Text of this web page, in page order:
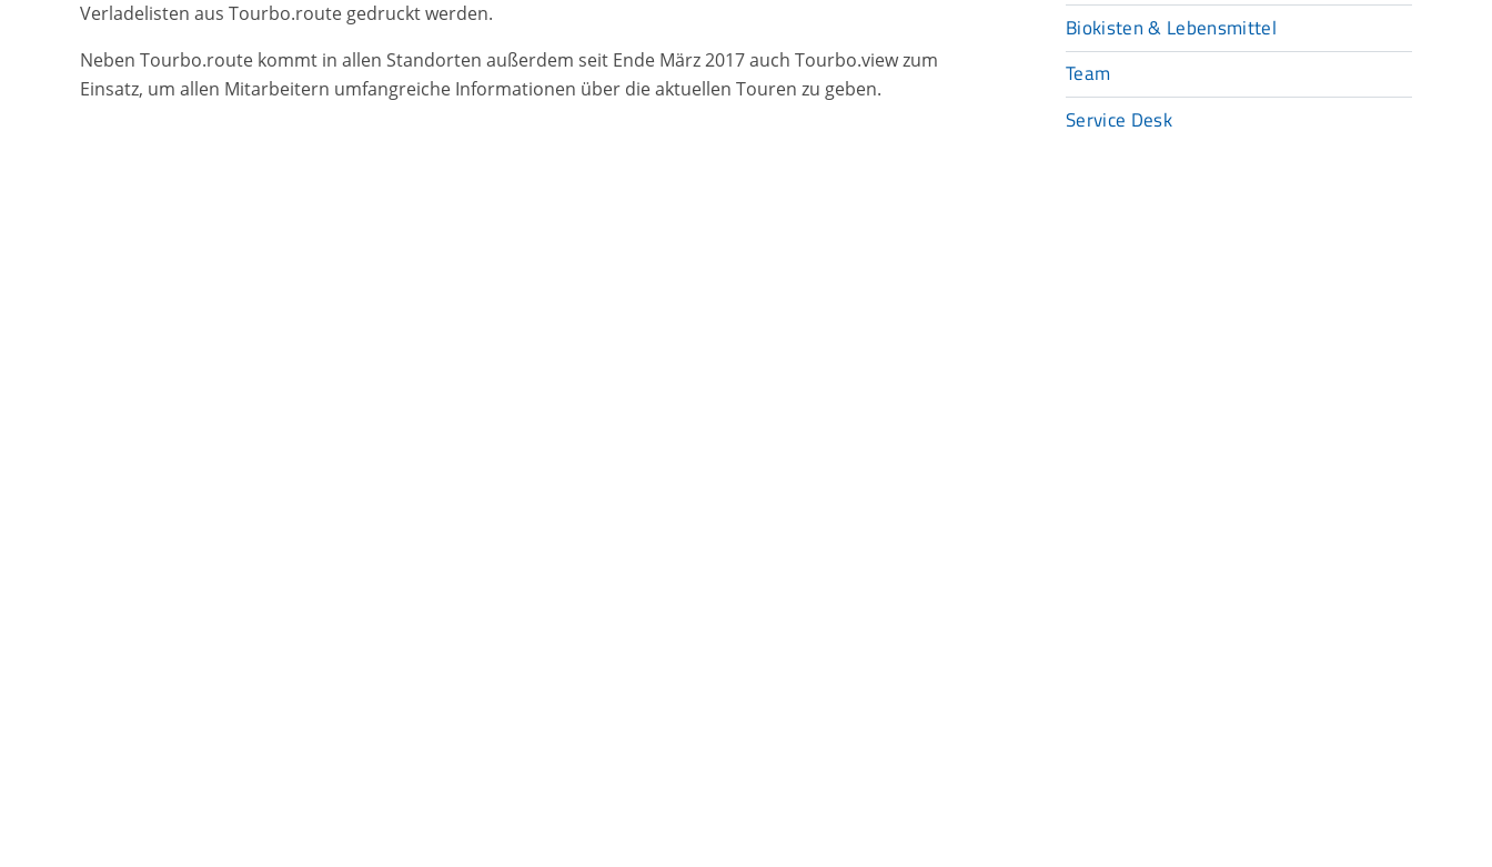
Verladelisten aus Tourbo.route gedruckt werden.
Neben Tourbo.route kommt in allen Standorten außerdem seit Ende März 2017 auch Tourbo.view zum
Einsatz, um allen Mitarbeitern umfangreiche Informationen über die aktuellen Touren zu geben.
Biokisten & Lebensmittel
Team
Service Desk